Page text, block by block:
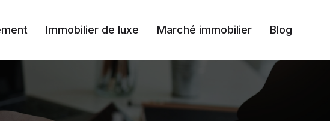
Immobilier de luxe Marché immobilier Blog